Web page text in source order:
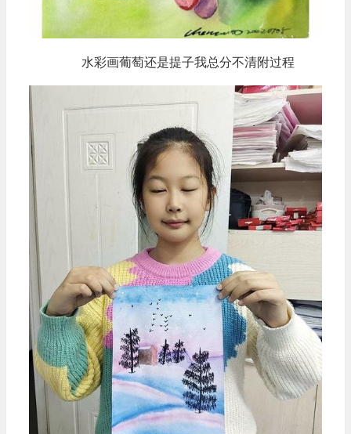
水彩画葡萄还是提子我总分不清附过程